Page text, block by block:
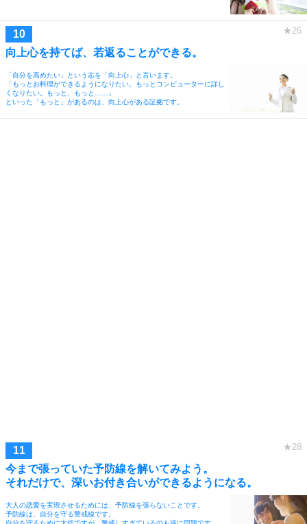
向上心を持てば、若返ることができる。
「自分を高めたい」という志を「向上心」と言います。
「もっとお料理ができるようになりたい。もっとコンピューターに詳し
くなりたい。もっと、もっと……」
といった「もっと」があるのは、向上心がある証拠です。
今まで張っていた予防線を解いてみよう。
それだけで、深いお付き合いができるようになる。
大人の恋愛を実現させるためには、予防線を張らないことです。
予防線は、自分を守る警戒線です。